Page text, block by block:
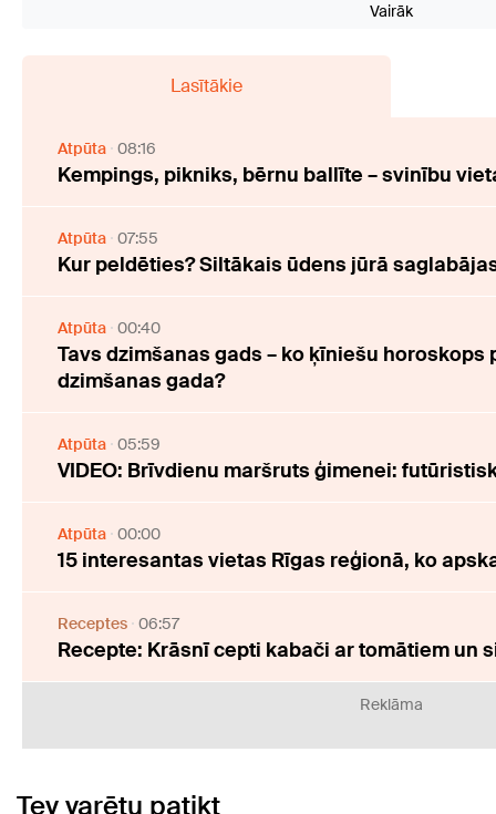
Vairāk
Lasītākie
Atpūta 08:16
Kempings, pikniks, bērnu ballīte – svinību
Atpūta 07:55
Kur peldēties? Siltākais ūdens jūrā
Atpūta 00:40
Tavs dzimšanas gads – ko ķīniešu horoskops
dzimšanas gada?
Atpūta 05:59
VIDEO: Brīvdienu maršruts ģimenei:
Atpūta 00:00
15 interesantas vietas Rīgas reģionā, ko
Receptes 06:57
Recepte: Krāsnī cepti kabači ar tomātiem un
Reklāma
Tev varētu patikt